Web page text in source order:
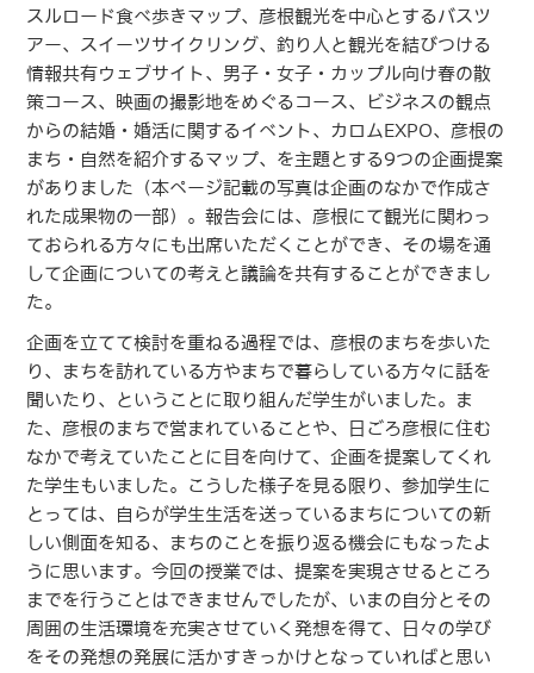
スルロード食べ歩きマップ、彦根観光を中心とするバスツ
アー、スイーツサイクリング、釣り人と観光を結びつける
情報共有ウェブサイト、男子・女子・カップル向け春の散
策コース、映画の撮影地をめぐるコース、ビジネスの観点
からの結婚・婚活に関するイベント、カロムEXPO、彦根の
まち・自然を紹介するマップ、を主題とする9つの企画提案
がありました（本ページ記載の写真は企画のなかで作成さ
れた成果物の一部）。報告会には、彦根にて観光に関わっ
ておられる方々にも出席いただくことができ、その場を通
して企画についての考えと議論を共有することができまし
た。
企画を立てて検討を重ねる過程では、彦根のまちを歩いた
り、まちを訪れている方やまちで暮らしている方々に話を
聞いたり、ということに取り組んだ学生がいました。ま
た、彦根のまちで営まれていることや、日ごろ彦根に住む
なかで考えていたことに目を向けて、企画を提案してくれ
た学生もいました。こうした様子を見る限り、参加学生に
とっては、自らが学生生活を送っているまちについての新
しい側面を知る、まちのことを振り返る機会にもなったよ
うに思います。今回の授業では、提案を実現させるところ
までを行うことはできませんでしたが、いまの自分とその
周囲の生活環境を充実させていく発想を得て、日々の学び
をその発想の発展に活かすきっかけとなっていればと思い